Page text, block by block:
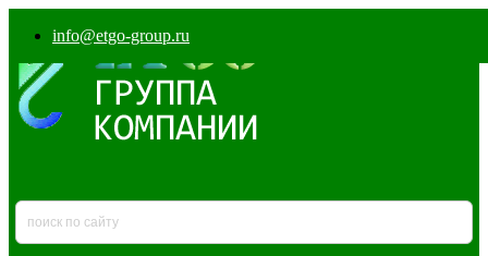
info@etgo-group.ru